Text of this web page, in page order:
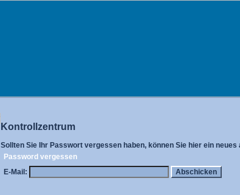
Kontrollzentrum
Sollten Sie Ihr Passwort vergessen haben, können Sie hier ein
Password vergessen
E-Mail: